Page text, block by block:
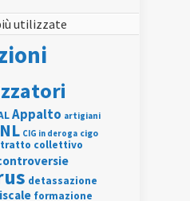
utilizzate
Appalto artigiani
CIG in deroga cigo
collettivo
detassazione
formazione